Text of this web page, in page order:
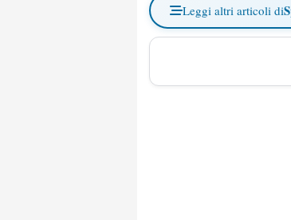
Leggi altri articoli di